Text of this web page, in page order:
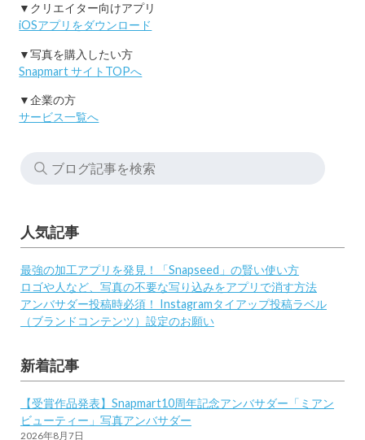
▼クリエイター向けアプリ
iOSアプリをダウンロード
▼写真を購入したい方
Snapmart サイトTOPへ
▼企業の方
サービス一覧へ
人気記事
最強の加工アプリを発見！「Snapseed」の賢い使い方
ロゴや人など、写真の不要な写り込みをアプリで消す方法
アンバサダー投稿時必須！ Instagramタイアップ投稿ラベル
（ブランドコンテンツ）設定のお願い
新着記事
【受賞作品発表】Snapmart10周年記念アンバサダー「ミアン
ビューティー」写真アンバサダー
2026年8月7日